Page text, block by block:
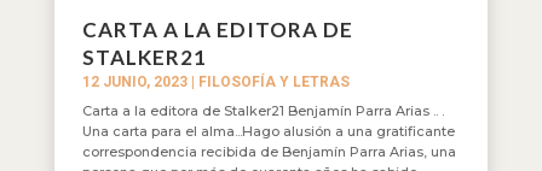
CARTA A LA EDITORA DE
STALKER21
12 JUNIO, 2023|
FILOSOFÍA Y LETRAS
Carta a la editora de Stalker21 Benjamín Parra Arias .. .
Una carta para el alma...Hago alusión a una gratificante
correspondencia recibida de Benjamín Parra Arias, una